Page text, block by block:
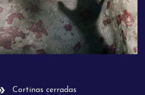
Cortinas cerradas